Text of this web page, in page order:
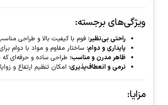
ویژگی‌های برجسته:
راحتی بی‌نظیر: فوم با کیفیت بالا و طراحی
پایداری و دوام: ساختار مقاوم و مواد با دوام
ظاهر مدرن و مناسب: طراحی ساده و حرفه‌ای که
نرمی و انعطاف‌پذیری: امکان تنظیم ارتفاع و
مزایا: